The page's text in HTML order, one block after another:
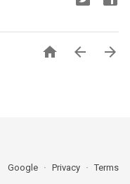
  
Google Privacy Terms